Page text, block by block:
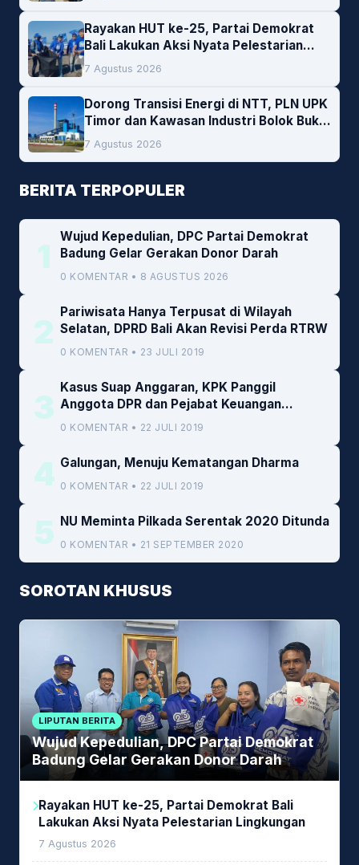
Rayakan HUT ke-25, Partai Demokrat
Bali Lakukan Aksi Nyata Pelestarian
Lingkungan
7 Agustus 2026
Dorong Transisi Energi di NTT, PLN UPK
Timor dan Kawasan Industri Bolok Buka
Peluang Investasi Woodchip untuk
Cofiring PLTU Bolok
7 Agustus 2026
BERITA TERPOPULER
1
Wujud Kepedulian, DPC Partai Demokrat
Badung Gelar Gerakan Donor Darah
0 KOMENTAR • 8 AGUSTUS 2026
2
Pariwisata Hanya Terpusat di Wilayah
Selatan, DPRD Bali Akan Revisi Perda RTRW
0 KOMENTAR • 23 JULI 2019
3
Kasus Suap Anggaran, KPK Panggil
Anggota DPR dan Pejabat Keuangan
Kemenkeu
0 KOMENTAR • 22 JULI 2019
4 Galungan, Menuju Kematangan Dharma
0 KOMENTAR • 22 JULI 2019
5 NU Meminta Pilkada Serentak 2020 Ditunda
0 KOMENTAR • 21 SEPTEMBER 2020
SOROTAN KHUSUS
LIPUTAN BERITA
Wujud Kepedulian, DPC Partai Demokrat
Badung Gelar Gerakan Donor Darah
Rayakan HUT ke-25, Partai Demokrat Bali
Lakukan Aksi Nyata Pelestarian Lingkungan
7 Agustus 2026